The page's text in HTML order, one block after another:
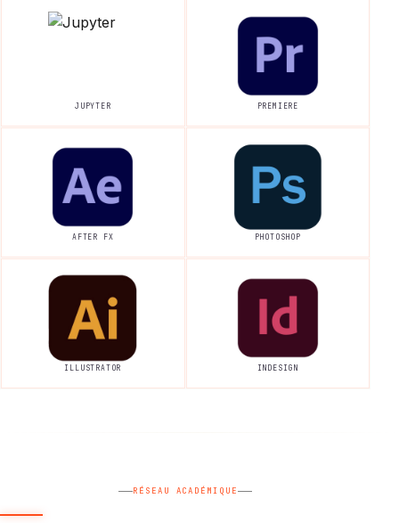
JUPYTER PREMIERE
AFTER FX PHOTOSHOP
ILLUSTRATOR INDESIGN
RÉSEAU ACADÉMIQUE